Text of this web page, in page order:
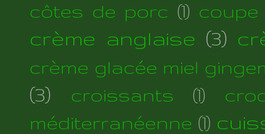
côtes de porc (1) coupe
crème anglaise (3)
crème glacée miel
(3) croissants (1)
méditerranéenne (1)